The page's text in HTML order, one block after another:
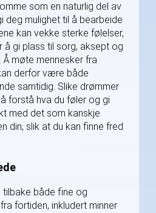
som en naturlig del av
deg mulighet til å bearbeide
kan vekke sterke følelser,
å gi plass til sorg, aksept og
Å møte mennesker fra
derfor være både
samtidig. Slike drømmer
forstå hva du føler og gi
med det som kanskje
din, slik at du kan finne fred
tilbake både fine og
fortiden, inkludert minner